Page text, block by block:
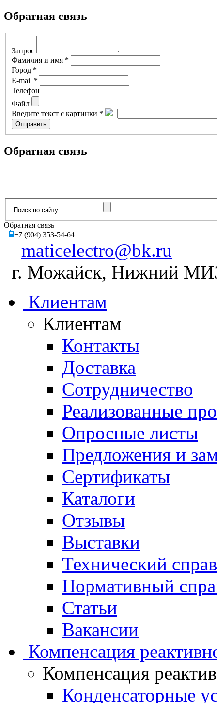
Обратная связь
Запрос
Фамилия и имя *
Город *
E-mail *
Телефон
Файл
Введите текст с картинки *
Обратная связь
Обратная связь
+7 (904) 353-54-64
maticelectro@bk.ru
г. Можайск, Нижний
Клиентам
Клиентам
Контакты
Доставка
Сотрудничество
Реализованные
Опросные листы
Предложения и
Сертификаты
Каталоги
Отзывы
Выставки
Технический
Нормативный
Статьи
Вакансии
Компенсация
Компенсация
Конденсаторные